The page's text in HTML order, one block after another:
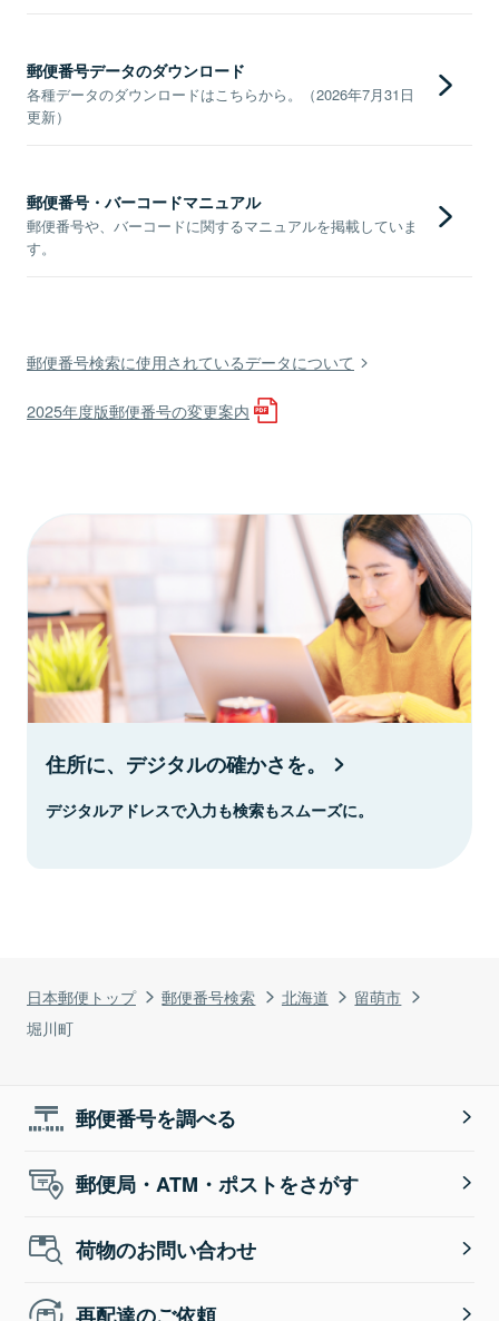
日本郵便トップ 郵便番号検索 北海道
留萌市
堀川町
郵便番号データのダウンロード
各種データのダウンロードはこちらから。（2026年7月31日
更新）
郵便番号・バーコードマニュアル
郵便番号や、バーコードに関するマニュアルを掲載していま
す。
郵便番号検索に使用されているデータについて
2025年度版郵便番号の変更案内
住所に、デジタルの確かさを。
デジタルアドレスで入力も検索もスムーズに。
郵便番号を調べる
郵便局・ATM・ポストをさがす
荷物のお問い合わせ
再配達のご依頼